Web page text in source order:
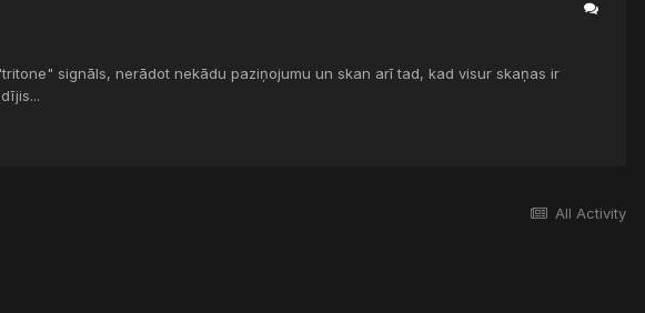
signāls, nerādot nekādu paziņojumu un skan arī tad, kad visur skaņas ir
All Activity